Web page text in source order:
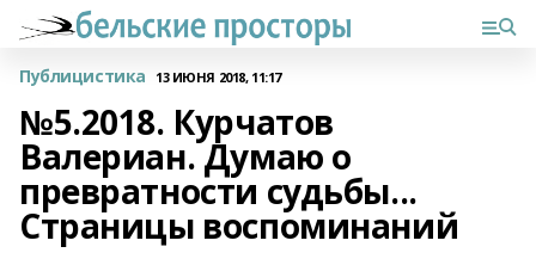
Публицистика 13 ИЮНЯ 2018, 11:17
№5.2018. Курчатов
Валериан. Думаю о
превратности судьбы...
Страницы воспоминаний